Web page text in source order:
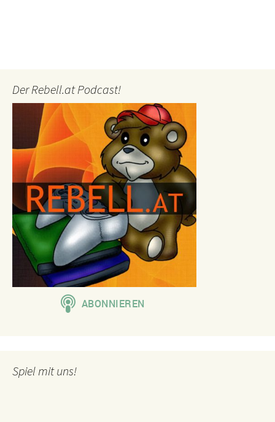
Der Rebell.at Podcast!
Spiel mit uns!